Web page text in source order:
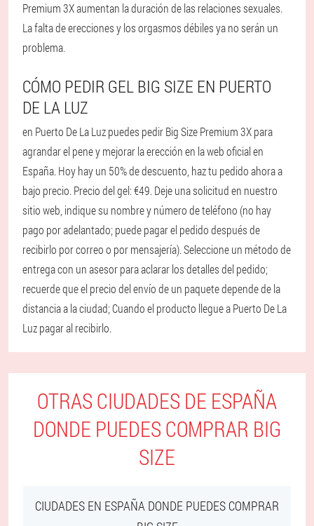
Premium 3X aumentan la duración de las relaciones sexuales.
La falta de erecciones y los orgasmos débiles ya no serán un
problema.
CÓMO PEDIR GEL BIG SIZE EN PUERTO
DE LA LUZ
en Puerto De La Luz puedes pedir Big Size Premium 3X para
agrandar el pene y mejorar la erección en la web oficial en
España. Hoy hay un 50% de descuento, haz tu pedido ahora a
bajo precio. Precio del gel: €49. Deje una solicitud en nuestro
sitio web, indique su nombre y número de teléfono (no hay
pago por adelantado; puede pagar el pedido después de
recibirlo por correo o por mensajería). Seleccione un método de
entrega con un asesor para aclarar los detalles del pedido;
recuerde que el precio del envío de un paquete depende de la
distancia a la ciudad; Cuando el producto llegue a Puerto De La
Luz pagar al recibirlo.
OTRAS CIUDADES DE ESPAÑA
DONDE PUEDES COMPRAR BIG
SIZE
CIUDADES EN ESPAÑA DONDE PUEDES COMPRAR